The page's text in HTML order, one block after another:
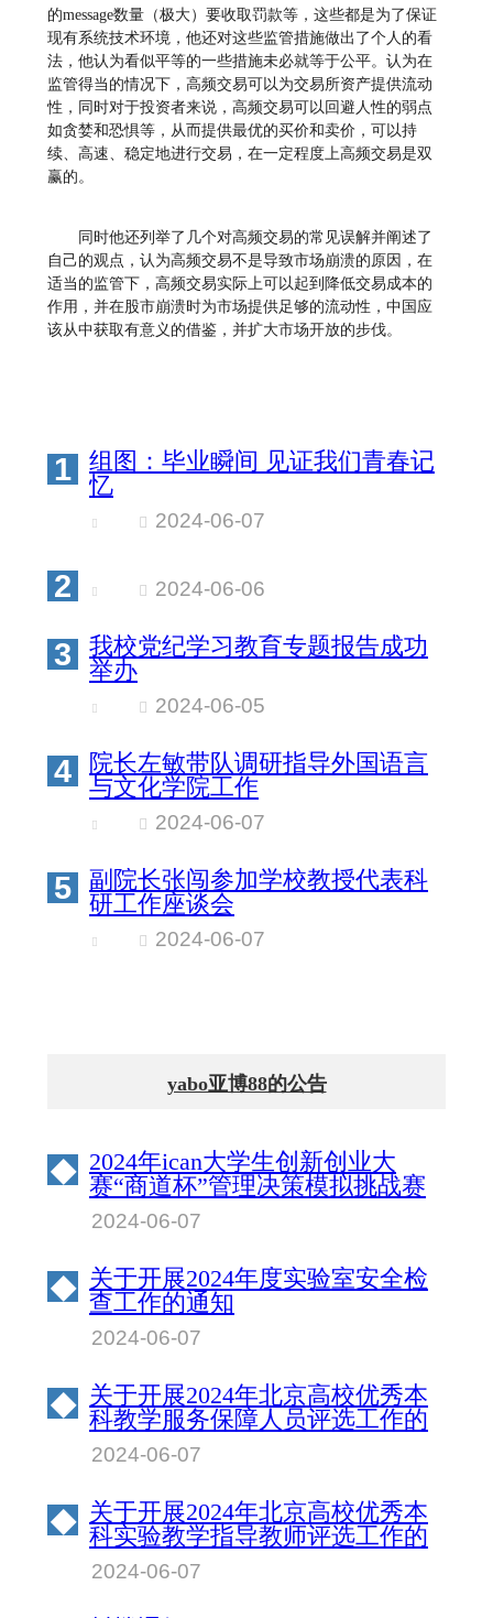
的message数量（极大）要收取罚款等，这些都是为了保证
现有系统技术环境，他还对这些监管措施做出了个人的看
法，他认为看似平等的一些措施未必就等于公平。认为在
监管得当的情况下，高频交易可以为交易所资产提供流动
性，同时对于投资者来说，高频交易可以回避人性的弱点
如贪婪和恐惧等，从而提供最优的买价和卖价，可以持
续、高速、稳定地进行交易，在一定程度上高频交易是双
赢的。
同时他还列举了几个对高频交易的常见误解并阐述了
自己的观点，认为高频交易不是导致市场崩溃的原因，在
适当的监管下，高频交易实际上可以起到降低交易成本的
作用，并在股市崩溃时为市场提供足够的流动性，中国应
该从中获取有意义的借鉴，并扩大市场开放的步伐。
1
组图：毕业瞬间 见证我们青春记
忆
2024-06-07
2 2024-06-06
3
我校党纪学习教育专题报告成功
举办
2024-06-05
4
院长左敏带队调研指导外国语言
与文化学院工作
2024-06-07
5
副院长张闯参加学校教授代表科
研工作座谈会
2024-06-07
yabo亚博88的公告
◆ 2024年ican大学生创新创业大
赛“商道杯”管理决策模拟挑战赛
北京物资学院校园赛成绩公示
2024-06-07
◆ 关于开展2024年度实验室安全检
查工作的通知
2024-06-07
◆ 关于开展2024年北京高校优秀本
科教学服务保障人员评选工作的
通知
2024-06-07
◆ 关于开展2024年北京高校优秀本
科实验教学指导教师评选工作的
通知
2024-06-07